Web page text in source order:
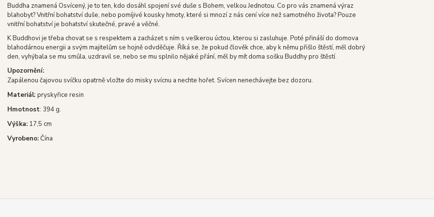
Buddha znamená Osvícený, je to ten, kdo dosáhl spojení své duše s Bohem, velkou Jednotou. Co pro vás znamená výraz
blahobyt? Vnitřní bohatství duše, nebo pomíjivé kousky hmoty, které si mnozí z nás cení více než samotného života? Pouze
vnitřní bohatství je bohatství skutečné, pravé a věčné.
K Buddhovi je třeba chovat se s respektem a zacházet s ním s veškerou úctou, kterou si zasluhuje. Poté přináší do domova
blahodárnou energii a svým majitelům se hojně odvděčuje. Říká se, že pokud člověk chce, aby k němu přišlo štěstí, měl dobrý
den, vyhýbala se mu smůla, uzdravil se, nebo se mu splnilo nějaké přání, měl by mít doma sošku Buddhy pro štěstí.
Upozornění:
Zapálenou čajovou svíčku opatrně vložte do misky svícnu a nechte hořet. Svícen nenechávejte bez dozoru.
Materiál: pryskyřice resin
Hmotnost: 394 g.
Výška: 17,5 cm
Vyrobeno:Čína